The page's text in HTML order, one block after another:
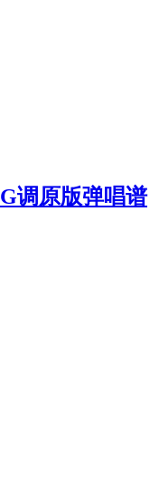
调原版弹唱谱